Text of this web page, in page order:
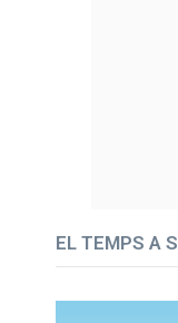
EL TEMPS A